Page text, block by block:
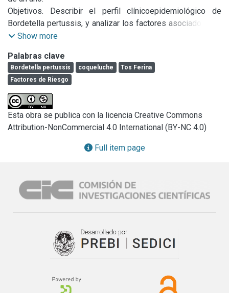
Objetivos. Describir el perfil clínicoepidemiológico de
Bordetella pertussis, y analizar los factores asociados a la
confirmación por PCR y la letalidad.
realizado entre diciembre de 2003 y diciembre de 2011. Se
incluyeron niños asistidos en el Hospital de Niños Ricardo
Gutiérrez con sospecha de padecer la enfermedad. Se
estudiaron los factores asociados a confirmación por PCR
y letalidad mediante riesgo relativo (RR) con intervalo del
95%.
Show more
Palabras clave
Bordetella pertussis coqueluche
Tos Ferina
Factores de Riesgo
Esta obra se publica con la licencia Creative Commons
Attribution-NonCommercial 4.0 International (BY-NC 4.0)
Full item page